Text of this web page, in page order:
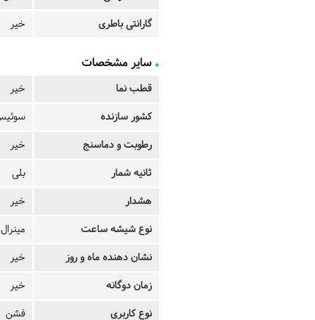
گارانتی باطری
خیر
سایر مشخصات
قطب نما
خیر
کشور سازنده
رطوبت و دماسنج
خیر
ثانیه شمار
بلی
هشدار
خیر
نوع شیشه ساعت
مینرال
نشان دهنده ماه و روز
خیر
زمان دوگانه
خیر
نوع کاربری
فشن